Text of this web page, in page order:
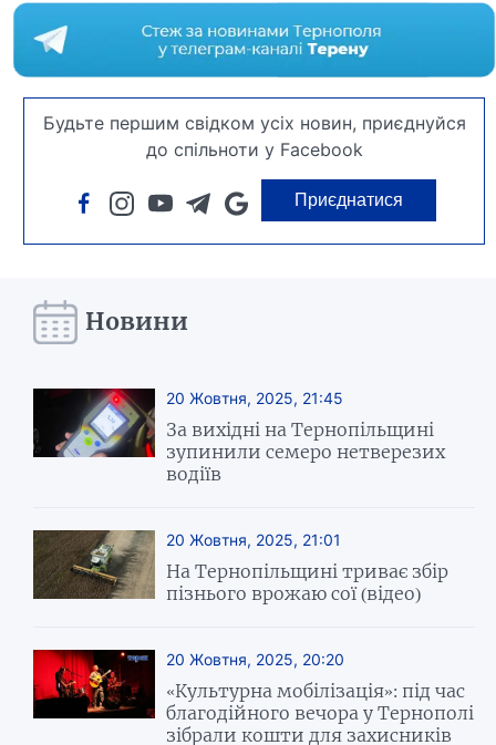
Будьте першим свідком усіх новин, приєднуйся
до спільноти у Facebook
Приєднатися
Новини
20 Жовтня, 2025, 21:45
За вихідні на Тернопільщині
зупинили семеро нетверезих
водіїв
20 Жовтня, 2025, 21:01
На Тернопільщині триває збір
пізнього врожаю сої (відео)
20 Жовтня, 2025, 20:20
«Культурна мобілізація»: під час
благодійного вечора у Тернополі
зібрали кошти для захисників